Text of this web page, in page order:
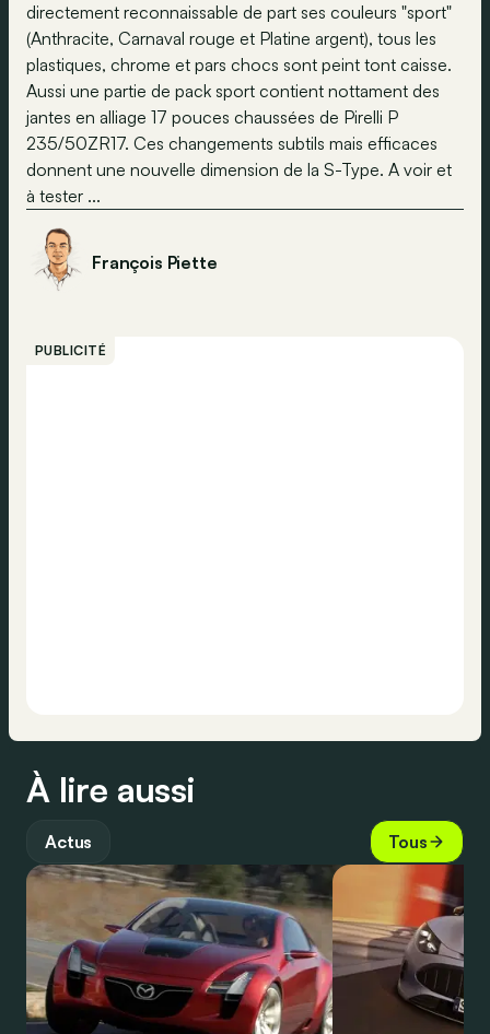
directement reconnaissable de part ses couleurs "sport"
(Anthracite, Carnaval rouge et Platine argent), tous les
plastiques, chrome et pars chocs sont peint tont caisse.
Aussi une partie de pack sport contient nottament des
jantes en alliage 17 pouces chaussées de Pirelli P
235/50ZR17. Ces changements subtils mais efficaces
donnent une nouvelle dimension de la S-Type. A voir et
à tester ...
François Piette
PUBLICITÉ
À lire aussi
Actus Tous